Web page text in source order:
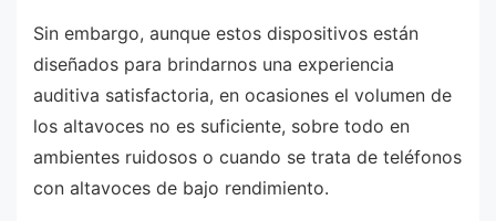
Sin embargo, aunque estos dispositivos están
diseñados para brindarnos una experiencia
auditiva satisfactoria, en ocasiones el volumen de
los altavoces no es suficiente, sobre todo en
ambientes ruidosos o cuando se trata de teléfonos
con altavoces de bajo rendimiento.